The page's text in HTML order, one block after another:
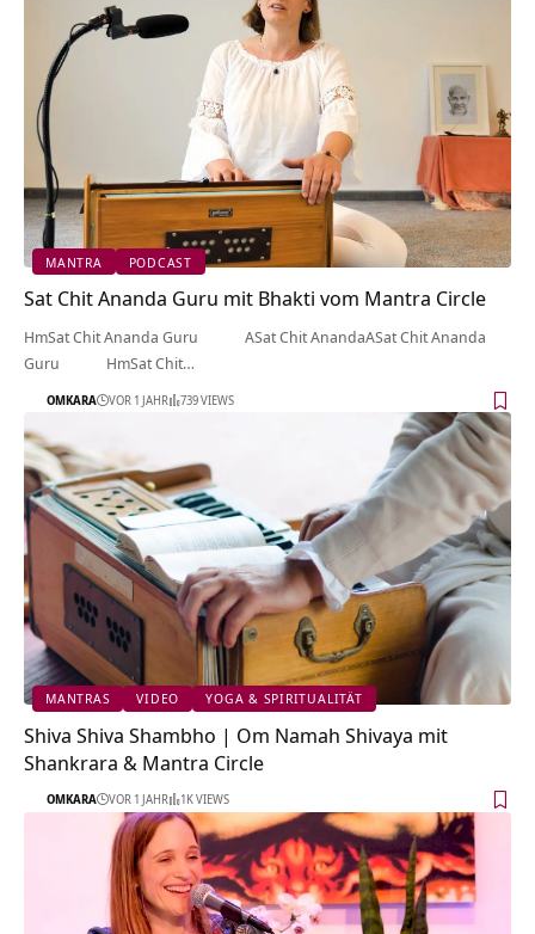
MANTRA PODCAST
Sat Chit Ananda Guru mit Bhakti vom Mantra Circle
HmSat Chit Ananda Guru ASat Chit AnandaASat Chit Ananda
Guru HmSat Chit…
OMKARA VOR 1 JAHR 739 VIEWS
MANTRAS VIDEO YOGA & SPIRITUALITÄT
Shiva Shiva Shambho | Om Namah Shivaya mit
Shankrara & Mantra Circle
OMKARA VOR 1 JAHR 1K VIEWS